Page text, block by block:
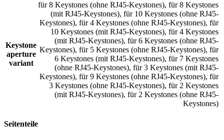
Keystone
aperture
variant
für 8 Keystones (ohne RJ45-Keystones), für 8 Keystones
(mit RJ45-Keystones), für 10 Keystones (ohne RJ45-
Keystones), für 4 Keystones (ohne RJ45-Keystones), für
10 Keystones (mit RJ45-Keystones), für 4 Keystones
(mit RJ45-Keystones), für 6 Keystones (ohne RJ45-
Keystones), für 5 Keystones (ohne RJ45-Keystones), für
6 Keystones (mit RJ45-Keystones), für 7 Keystones
(ohne RJ45-Keystones), für 3 Keystones (mit RJ45-
Keystones), für 9 Keystones (ohne RJ45-Keystones), für
3 Keystones (ohne RJ45-Keystones), für 2 Keystones
(mit RJ45-Keystones), für 2 Keystones (ohne RJ45-
Keystones)
Seitenteile